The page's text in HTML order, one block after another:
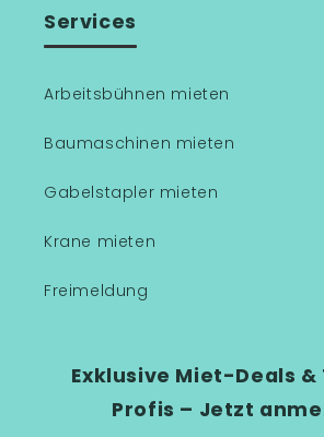
Services
Arbeitsbühnen mieten
Baumaschinen mieten
Gabelstapler mieten
Krane mieten
Freimeldung
Exklusive Miet-Deals &
Profis – Jetzt